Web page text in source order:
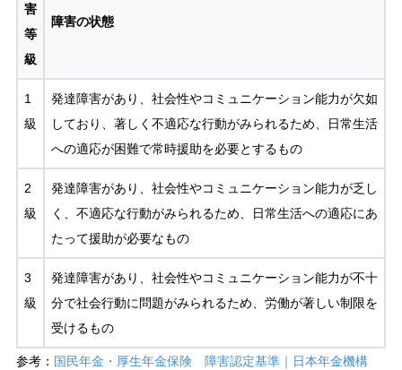
害
等
級
障害の状態
1
級
発達障害があり、社会性やコミュニケーション能力が欠如
しており、著しく不適応な行動がみられるため、日常生活
への適応が困難で常時援助を必要とするもの
2
級
発達障害があり、社会性やコミュニケーション能力が乏し
く、不適応な行動がみられるため、日常生活への適応にあ
たって援助が必要なもの
3
級
発達障害があり、社会性やコミュニケーション能力が不十
分で社会行動に問題がみられるため、労働が著しい制限を
受けるもの
参考： 国民年金・厚生年金保険 障害認定基準｜日本年金機構